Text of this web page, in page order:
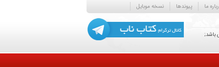
ما پیوندها نسخه موبایل
باشد;